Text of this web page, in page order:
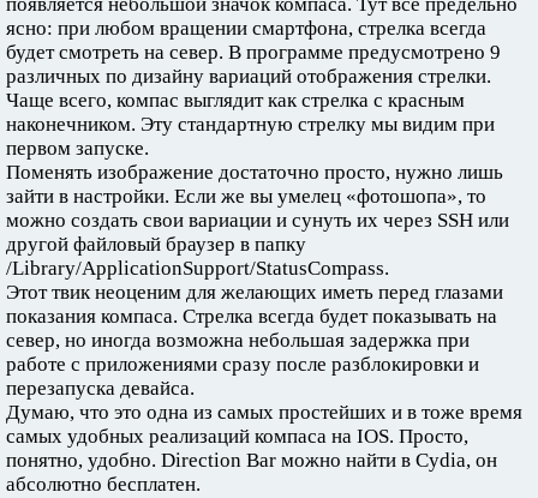
появляется небольшой значок компаса. Тут все предельно
ясно: при любом вращении смартфона, стрелка всегда
будет смотреть на север. В программе предусмотрено 9
различных по дизайну вариаций отображения стрелки.
Чаще всего, компас выглядит как стрелка с красным
наконечником. Эту стандартную стрелку мы видим при
первом запуске.
Поменять изображение достаточно просто, нужно лишь
зайти в настройки. Если же вы умелец «фотошопа», то
можно создать свои вариации и сунуть их через SSH или
другой файловый браузер в папку
/Library/ApplicationSupport/StatusCompass.
Этот твик неоценим для желающих иметь перед глазами
показания компаса. Стрелка всегда будет показывать на
север, но иногда возможна небольшая задержка при
работе с приложениями сразу после разблокировки и
перезапуска девайса.
Думаю, что это одна из самых простейших и в тоже время
самых удобных реализаций компаса на IOS. Просто,
понятно, удобно. Direction Bar можно найти в Cydia, он
абсолютно бесплатен.